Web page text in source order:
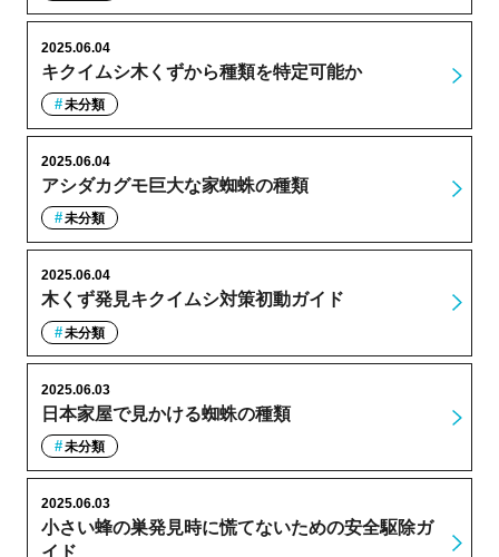
キクイムシ木くずから種類を特定可能か
2025.06.04
未分類
アシダカグモ巨大な家蜘蛛の種類
2025.06.04
未分類
木くず発見キクイムシ対策初動ガイド
2025.06.04
未分類
日本家屋で見かける蜘蛛の種類
2025.06.03
未分類
小さい蜂の巣発見時に慌てないための安全駆除ガ
イド
2025.06.03